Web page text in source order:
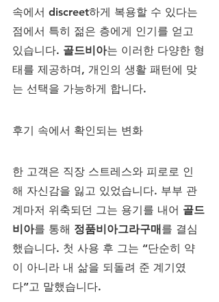
속에서 discreet하게 복용할 수 있다는
점에서 특히 젊은 층에게 인기를 얻고
있습니다. 골드비아는 이러한 다양한 형
태를 제공하며, 개인의 생활 패턴에 맞
는 선택을 가능하게 합니다.
후기 속에서 확인되는 변화
한 고객은 직장 스트레스와 피로로 인
해 자신감을 잃고 있었습니다. 부부 관
계마저 위축되던 그는 용기를 내어 골드
비아를 통해 정품비아그라구매를 결심
했습니다. 첫 사용 후 그는 “단순히 약
이 아니라 내 삶을 되돌려 준 계기였
다”고 말했습니다.